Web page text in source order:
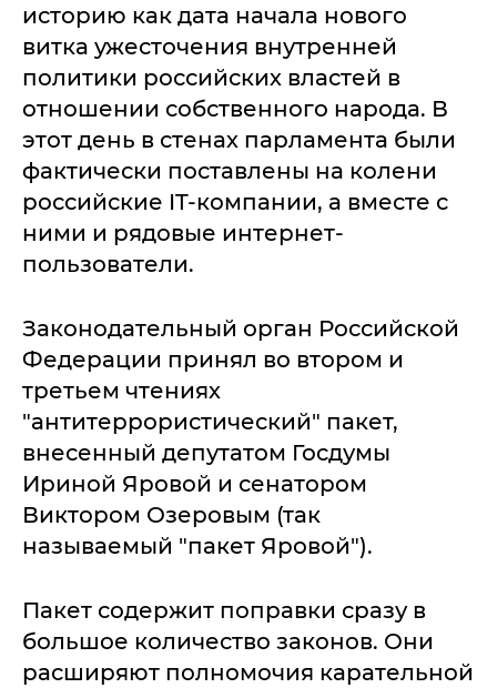
историю как дата начала нового
витка ужесточения внутренней
политики российских властей в
отношении собственного народа. В
этот день в стенах парламента были
фактически поставлены на колени
российские IT-компании, а вместе с
ними и рядовые интернет-
пользователи.
Законодательный орган Российской
Федерации принял во втором и
третьем чтениях
"антитеррористический" пакет,
внесенный депутатом Госдумы
Ириной Яровой и сенатором
Виктором Озеровым (так
называемый "пакет Яровой").
Пакет содержит поправки сразу в
большое количество законов. Они
расширяют полномочия карательной